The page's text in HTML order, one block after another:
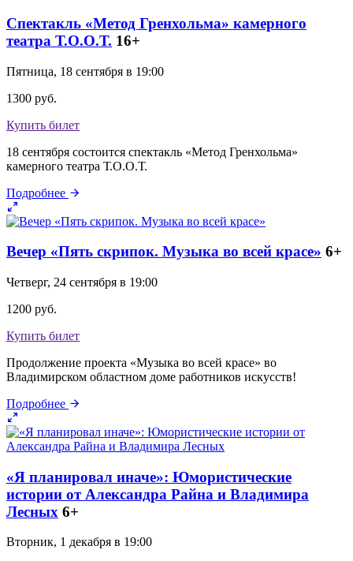
Спектакль «Метод Гренхольма» камерного
театра Т.О.О.Т. 16+
Пятница, 18 сентября в 19:00
1300 руб.
Купить билет
18 сентября состоится спектакль «Метод Гренхольма»
камерного театра Т.О.О.Т.
Подробнее
Вечер «Пять скрипок. Музыка во всей красе» 6+
Четверг, 24 сентября в 19:00
1200 руб.
Купить билет
Продолжение проекта «Музыка во всей красе» во
Владимирском областном доме работников искусств!
Подробнее
«Я планировал иначе»: Юмористические
истории от Александра Райна и Владимира
Лесных 6+
Вторник, 1 декабря в 19:00